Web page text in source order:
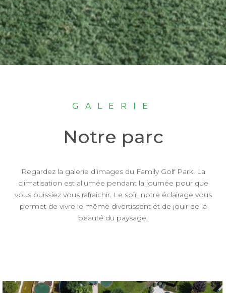
GALERIE
Notre parc
Regardez la galerie d’images du Family Golf Park. La
climatisation est allumée pendant la journée pour que
vous puissiez vous rafraichir. Le soir, notre éclairage vous
permet de vivre le même divertissent et de jouir de la
beauté du paysage.